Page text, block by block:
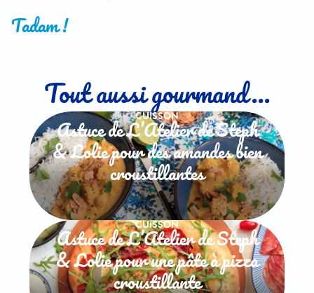
Tadam !
Tout aussi gourmand...
CUISSON
Astuce de L’Atelier de Steph
& Lolie pour des amandes bien
croustillantes
CUISSON
Astuce de L’Atelier de Steph
& Lolie pour une pâte à pizza
croustillante